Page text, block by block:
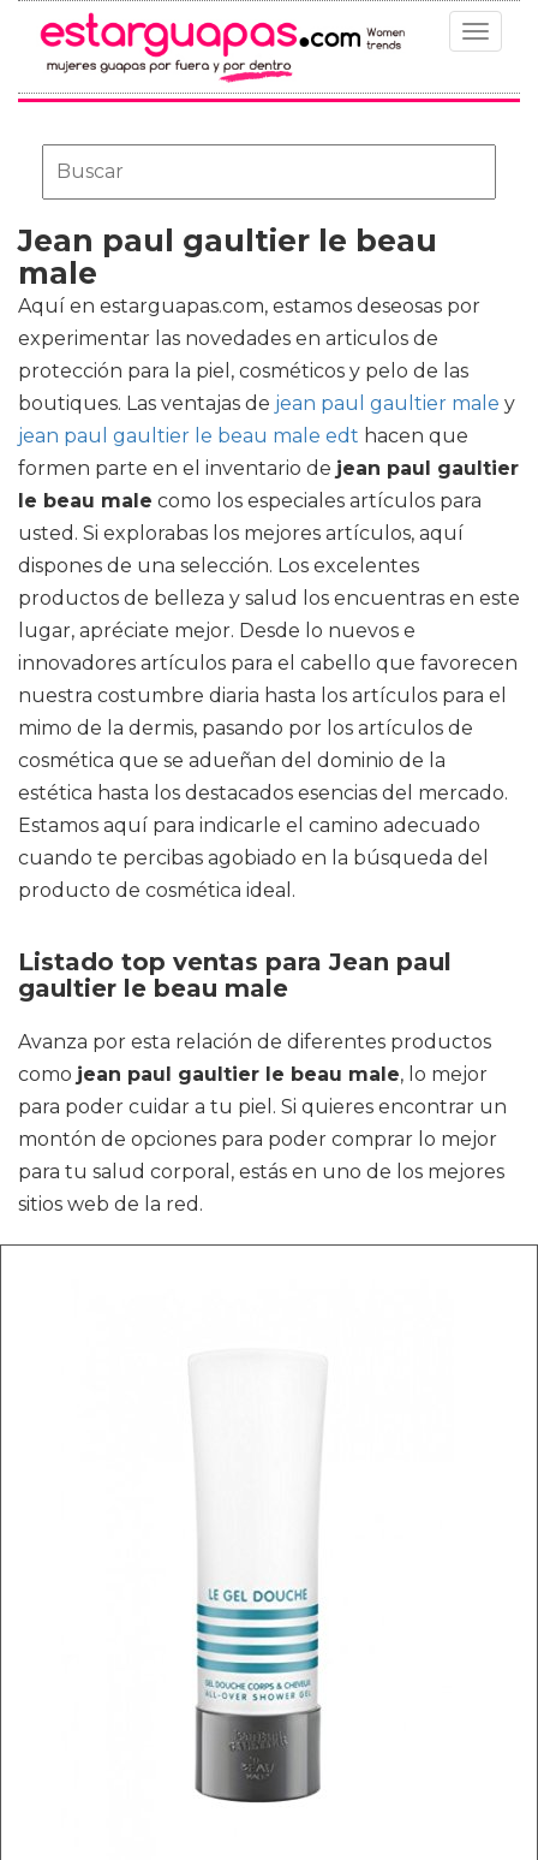
Toggle
Jean paul gaultier le beau
male
Aquí en estarguapas.com, estamos deseosas por
experimentar las novedades en articulos de
protección para la piel, cosméticos y pelo de las
boutiques. Las ventajas de jean paul gaultier male y
jean paul gaultier le beau male edt hacen que
formen parte en el inventario de jean paul gaultier
le beau male como los especiales artículos para
usted. Si explorabas los mejores artículos, aquí
dispones de una selección. Los excelentes
productos de belleza y salud los encuentras en este
lugar, apréciate mejor. Desde lo nuevos e
innovadores artículos para el cabello que favorecen
nuestra costumbre diaria hasta los artículos para el
mimo de la dermis, pasando por los artículos de
cosmética que se adueñan del dominio de la
estética hasta los destacados esencias del mercado.
Estamos aquí para indicarle el camino adecuado
cuando te percibas agobiado en la búsqueda del
producto de cosmética ideal.
Listado top ventas para Jean paul
gaultier le beau male
Avanza por esta relación de diferentes productos
como jean paul gaultier le beau male, lo mejor
para poder cuidar a tu piel. Si quieres encontrar un
montón de opciones para poder comprar lo mejor
para tu salud corporal, estás en uno de los mejores
sitios web de la red.